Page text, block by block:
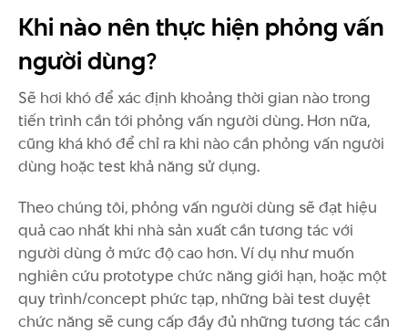
Khi nào nên thực hiện phỏng vấn
người dùng?
Sẽ hơi khó để xác định khoảng thời gian nào trong
tiến trình cần tới phỏng vấn người dùng. Hơn nữa,
cũng khá khó để chỉ ra khi nào cần phỏng vấn người
dùng hoặc test khả năng sử dụng.
Theo chúng tôi, phỏng vấn người dùng sẽ đạt hiệu
quả cao nhất khi nhà sản xuất cần tương tác với
người dùng ở mức độ cao hơn. Ví dụ như muốn
nghiên cứu prototype chức năng giới hạn, hoặc một
quy trình/concept phức tạp, những bài test duyệt
chức năng sẽ cung cấp đầy đủ những tương tác cần